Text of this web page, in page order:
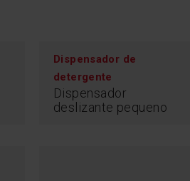
EcoBar
consumo aproximado de
Dispensador de
detergente
Dispensador
deslizante pequeno